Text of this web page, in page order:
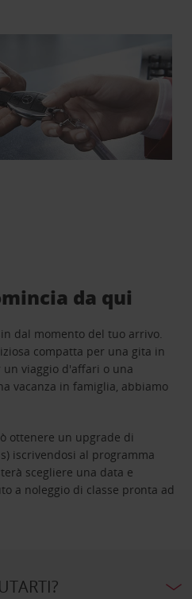
da qui
dal momento del tuo arrivo.
compatta per una gita in
viaggio d'affari o una
vacanza in famiglia, abbiamo
ottenere un upgrade di
iscrivendosi al programma
scegliere una data e
a noleggio di classe pronta ad